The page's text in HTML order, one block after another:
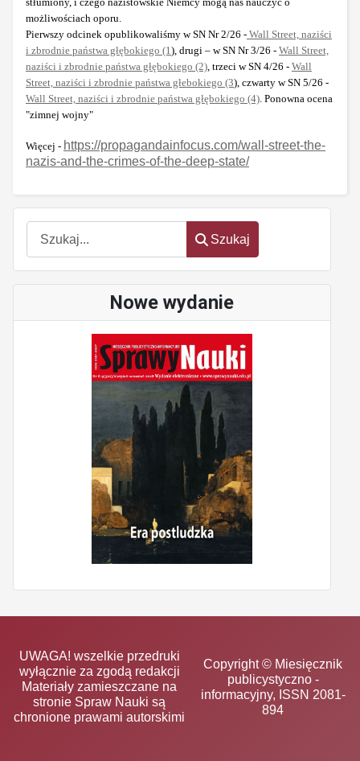
Szukaj
Szukaj
Nowe wydanie
możliwościach oporu.
Pierwszy odcinek opublikowaliśmy w SN Nr 2/26 - Wall Street, naziści
i zbrodnie państwa głębokiego (1 ), drugi – w SN Nr 3/26 - Wall Street,
naziści i zbrodnie państwa głębokiego (2) , trzeci w SN 4/26 - Wall
Street, naziści i zbrodnie państwa głebokiego (3), czwarty w SN 5/26 -
Wall Street, naziści i zbrodnie państwa głębokiego (4) . Ponowna ocena
"zimnej wojny"
Więcej - https://propagandainfocus.com/wall-street-the-
nazis-and-the-crimes-of-the-deep-state/
UWAGA! wszelkie przedruki
wyłącznie za zgodą redakcji
Materiały zamieszczane na
stronie Spraw Nauki są
chronione prawami autorskimi
Copyright © Miesięcznik
publicystyczno -
informacyjny, ISSN 2081-
894